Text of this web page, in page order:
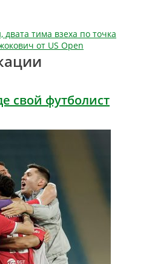
тима взеха по точка
от US Open
свой футболист